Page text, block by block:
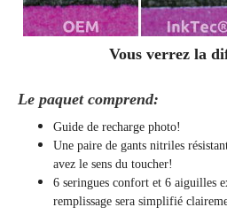
Vous verrez la
Le paquet comprend:
Guide de recharge photo!
Une paire de gants nitriles
avez le sens du toucher!
6 seringues confort et 6 aiguilles
remplissage sera simplifié